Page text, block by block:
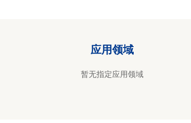
应用领域
暂无指定应用领域